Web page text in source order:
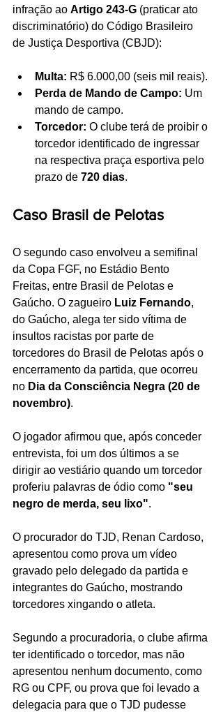
infração ao Artigo 243-G (praticar ato
discriminatório) do Código Brasileiro
de Justiça Desportiva (CBJD):
Multa: R$ 6.000,00 (seis mil reais).
Perda de Mando de Campo: Um
mando de campo.
Torcedor: O clube terá de proibir o
torcedor identificado de ingressar
na respectiva praça esportiva pelo
prazo de 720 dias.
Caso Brasil de Pelotas
O segundo caso envolveu a semifinal
da Copa FGF, no Estádio Bento
Freitas, entre Brasil de Pelotas e
Gaúcho. O zagueiro Luiz Fernando,
do Gaúcho, alega ter sido vítima de
insultos racistas por parte de
torcedores do Brasil de Pelotas após o
encerramento da partida, que ocorreu
no Dia da Consciência Negra (20 de
novembro).
O jogador afirmou que, após conceder
entrevista, foi um dos últimos a se
dirigir ao vestiário quando um torcedor
proferiu palavras de ódio como "seu
negro de merda, seu lixo".
O procurador do TJD, Renan Cardoso,
apresentou como prova um vídeo
gravado pelo delegado da partida e
integrantes do Gaúcho, mostrando
torcedores xingando o atleta.
Segundo a procuradoria, o clube afirma
ter identificado o torcedor, mas não
apresentou nenhum documento, como
RG ou CPF, ou prova que foi levado a
delegacia para que o TJD pudesse